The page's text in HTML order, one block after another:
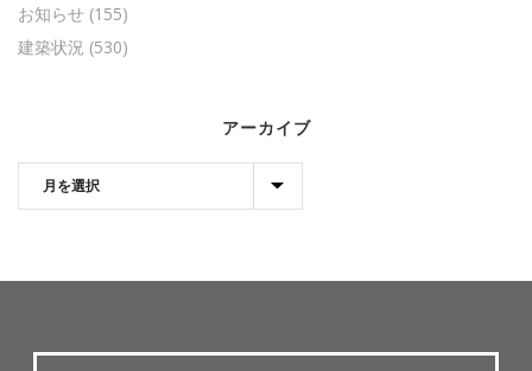
お知らせ (155)
建築状況 (530)
アーカイブ